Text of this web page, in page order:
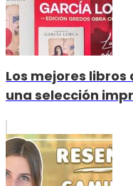
Los mejores libros
una selección